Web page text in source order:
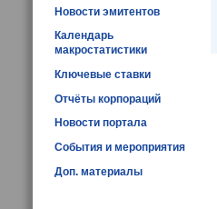
Новости эмитентов
Календарь
макростатистики
Ключевые ставки
Отчёты корпораций
Новости портала
События и мероприятия
Доп. материалы